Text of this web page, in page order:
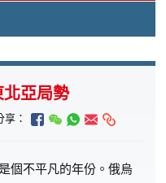
北亞局勢
享：
個不平凡的年份。俄烏